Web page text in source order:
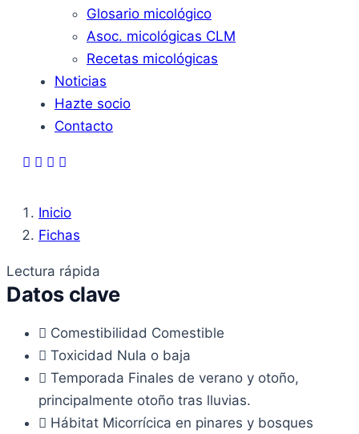
Glosario micológico
Asoc. micológicas CLM
Recetas micológicas
Noticias
Hazte socio
Contacto
Inicio
Fichas
Lectura rápida
Datos clave
Comestibilidad Comestible
Toxicidad Nula o baja
Temporada Finales de verano y otoño,
principalmente otoño tras lluvias.
Hábitat Micorrícica en pinares y bosques